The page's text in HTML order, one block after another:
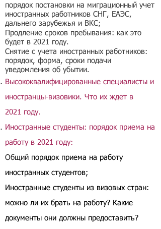
порядок постановки на миграционный учет
иностранных работников СНГ, ЕАЭС,
дальнего зарубежья и ВКС;
Продление сроков пребывания: как это
будет в 2021 году.
Снятие с учета иностранных работников:
порядок, форма, сроки подачи
уведомления об убытии.
Высококвалифицированные специалисты и
иностранцы-визовики. Что их ждет в
2021 году.
Иностранные студенты: порядок приема на
работу в 2021 году:
Общий порядок приема на работу
иностранных студентов;
Иностранные студенты из визовых стран:
можно ли их брать на работу? Какие
документы они должны предоставить?